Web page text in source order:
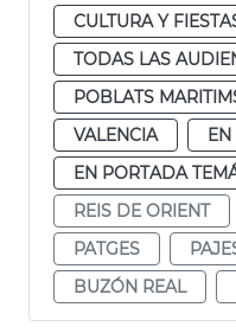
CULTURA Y
TODAS LAS
POBLATS
VALENCIA
EN PORTADA
REIS DE ORIENT
PATGES
BUZÓN REAL